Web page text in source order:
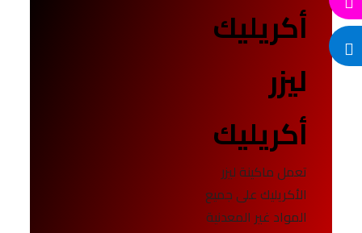
أكريليك
ليزر
أكريليك
تعمل ماكينة ليزر
الأكريليك على جميع
المواد غير المعدنية